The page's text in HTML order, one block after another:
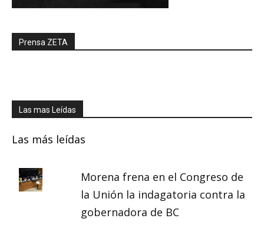
Prensa ZETA
Las mas Leídas
Las más leídas
Morena frena en el Congreso de
la Unión la indagatoria contra la
gobernadora de BC